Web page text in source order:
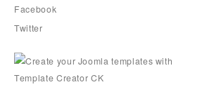
Facebook
Twitter